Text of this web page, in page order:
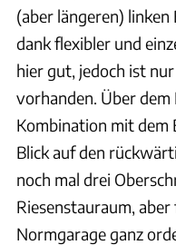
(aber längeren)
dank flexibler und
hier gut, jedoch ist
vorhanden. Über dem
Kombination mit dem
Blick auf den
noch mal drei
Riesenstauraum,
Normgarage ganz